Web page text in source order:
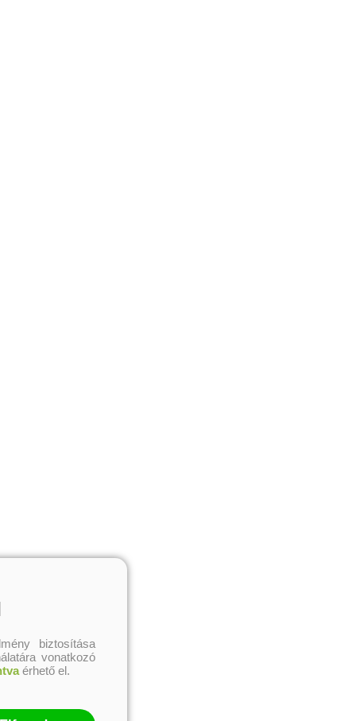
biztosítása
vonatkozó
érhető el.